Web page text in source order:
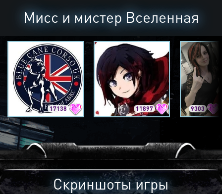
Мисс и мистер Вселенная
17138 11897 9303
Скриншоты игры